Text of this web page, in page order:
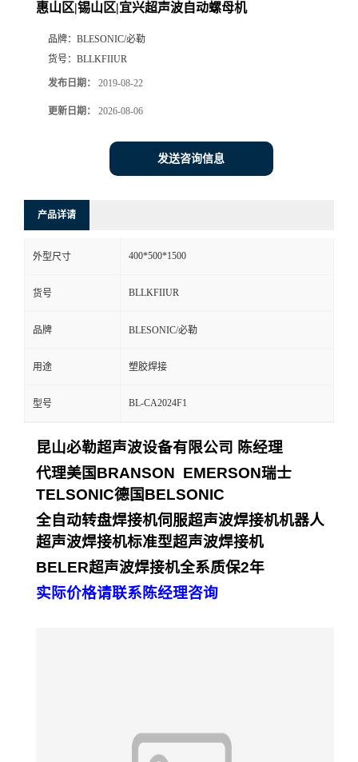
惠山区|锡山区|宜兴超声波自动螺母机
品牌： BLESONIC/必勒
货号： BLLKFIIUR
发布日期： 2019-08-22
更新日期： 2026-08-06
发送咨询信息
产品详请
外型尺寸 400*500*1500
货号 BLLKFIIUR
品牌 BLESONIC/必勒
用途 塑胶焊接
型号 BL-CA2024F1
昆山必勒超声波设备有限公司 陈经理
代理美国BRANSON EMERSON瑞士
TELSONIC德国BELSONIC
全自动转盘焊接机伺服超声波焊接机机器人
超声波焊接机标准型超声波焊接机
BELER超声波焊接机全系质保2年
实际价格请联系陈经理咨询